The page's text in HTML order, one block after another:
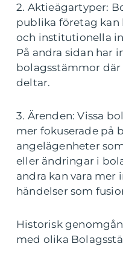
2. Aktieägartyper:
publika företag kan
och institutionella
På andra sidan har
bolagsstämmor där
deltar.
3. Ärenden: Vissa
mer fokuserade på
angelägenheter
eller ändringar i
andra kan vara mer
händelser som
Historisk
med olika